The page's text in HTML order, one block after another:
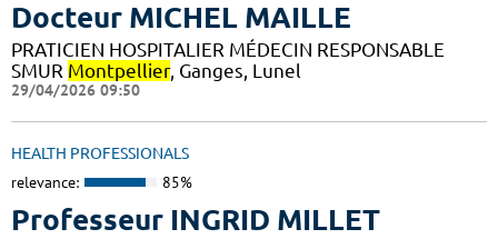
Docteur MICHEL MAILLE
PRATICIEN HOSPITALIER MÉDECIN RESPONSABLE
SMUR Montpellier, Ganges, Lunel
29/04/2026 09:50
HEALTH PROFESSIONALS
relevance: 85%
Professeur INGRID MILLET